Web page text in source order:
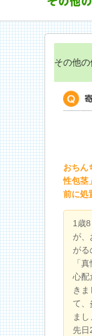
その他
おちん
性包茎
前に処
1歳
が、
がる
「
心配
き
て、
ま
先日